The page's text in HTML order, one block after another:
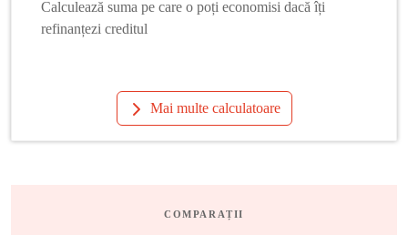
Calculează suma pe care o poți economisi dacă îți
refinanțezi creditul
Mai multe calculatoare
COMPARAȚII